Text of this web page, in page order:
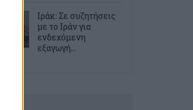
Ιράκ: Σε συζητήσεις
με το Ιράν για
ενδεχόμενη
εξαγωγή...